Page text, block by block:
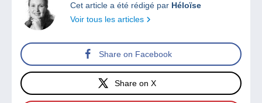
Cet article a été rédigé par Héloïse
Voir tous les articles
Share on Facebook
Share on X